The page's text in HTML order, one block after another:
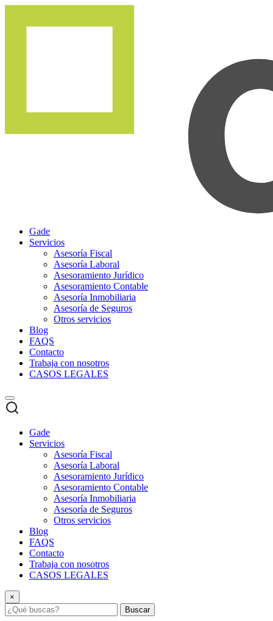
Gade
Servicios
Asesoría Fiscal
Asesoría Laboral
Asesoramiento Jurídico
Asesoramiento Contable
Asesoría Inmobiliaria
Asesoría de Seguros
Otros servicios
Blog
FAQS
Contacto
Trabaja con nosotros
CASOS LEGALES
Gade
Servicios
Asesoría Fiscal
Asesoría Laboral
Asesoramiento Jurídico
Asesoramiento Contable
Asesoría Inmobiliaria
Asesoría de Seguros
Otros servicios
Blog
FAQS
Contacto
Trabaja con nosotros
CASOS LEGALES
×
Buscar